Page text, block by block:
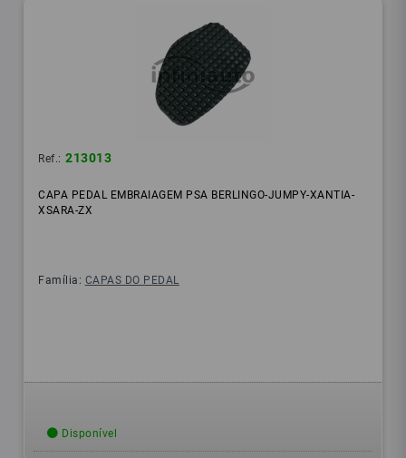
Ref.: 213013
CAPA PEDAL EMBRAIAGEM PSA BERLINGO-JUMPY-XANTIA-
XSARA-ZX
Família: CAPAS DO PEDAL
Disponível